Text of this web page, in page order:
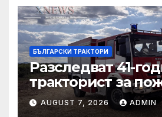
БЪЛГАРСКИ ТРАКТОРИ
Разследват 41-
тракторист за
Българска поляна
AUGUST 7, 2026 ADMIN